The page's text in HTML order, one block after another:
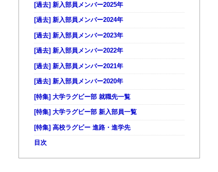
[過去] 新入部員メンバー2025年
[過去] 新入部員メンバー2024年
[過去] 新入部員メンバー2023年
[過去] 新入部員メンバー2022年
[過去] 新入部員メンバー2021年
[過去] 新入部員メンバー2020年
[特集] 大学ラグビー部 就職先一覧
[特集] 大学ラグビー部 新入部員一覧
[特集] 高校ラグビー 進路・進学先
目次